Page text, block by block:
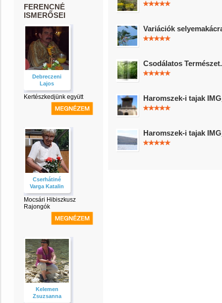
FERENCNÉ
ISMERŐSEI
Debreczeni
Lajos
Kertészkedjünk együtt
Cserhátiné
Varga Katalin
Mocsári Hibiszkusz
Rajongók
Kelemen
Zsuzsanna
Variációk
Csodálatos
Haromszek-i tajak
Haromszek-i tajak